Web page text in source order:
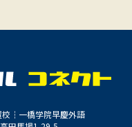
┆一橋学院早慶外語